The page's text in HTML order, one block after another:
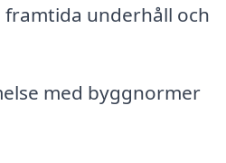
framtida underhåll och
med byggnormer